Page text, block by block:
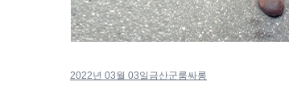
2022년 03월 03일 금산군룸싸롱